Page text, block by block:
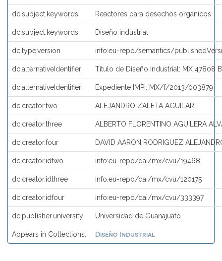
dc.subject.keywords Reactores para desechos orgánicos
dc.subject.keywords Diseño industrial
dc.type.version info:eu-repo/semantics/
dc.alternativeIdentifier Título de Diseño Industrial: MX 47808 B
dc.alternativeIdentifier Expediente IMPI: MX/f/2013/003879
dc.creator.two ALEJANDRO ZALETA AGUILAR
dc.creator.three ALBERTO FLORENTINO AGUILERA
dc.creator.four DAVID AARON RODRIGUEZ
dc.creator.idtwo info:eu-repo/dai/mx/cvu/19468
dc.creator.idthree info:eu-repo/dai/mx/cvu/120175
dc.creator.idfour info:eu-repo/dai/mx/cvu/333397
dc.publisher.university Universidad de Guanajuato
Appears in Collections: Diseño Industrial